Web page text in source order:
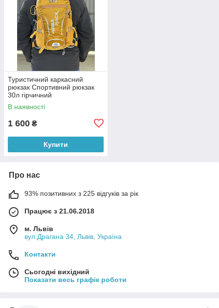
Туристичний каркасний
рюкзак Спортивний рюкзак
30л гірчичний
В наявності
1 600 ₴
Купити
Про нас
93% позитивних з 225 відгуків за рік
Працює з 21.06.2018
м. Львів
вул.Драгана 34, Львів, Україна
Контакти
Сьогодні вихідний
Показати весь графік роботи